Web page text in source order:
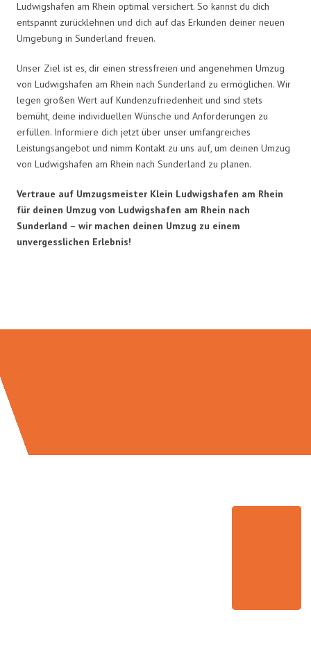
Ludwigshafen am Rhein optimal versichert. So kannst du dich
entspannt zurücklehnen und dich auf das Erkunden deiner neuen
Umgebung in Sunderland freuen.
Unser Ziel ist es, dir einen stressfreien und angenehmen Umzug
von Ludwigshafen am Rhein nach Sunderland zu ermöglichen. Wir
legen großen Wert auf Kundenzufriedenheit und sind stets
bemüht, deine individuellen Wünsche und Anforderungen zu
erfüllen. Informiere dich jetzt über unser umfangreiches
Leistungsangebot und nimm Kontakt zu uns auf, um deinen Umzug
von Ludwigshafen am Rhein nach Sunderland zu planen.
Vertraue auf Umzugsmeister Klein Ludwigshafen am Rhein
für deinen Umzug von Ludwigshafen am Rhein nach
Sunderland – wir machen deinen Umzug zu einem
unvergesslichen Erlebnis!